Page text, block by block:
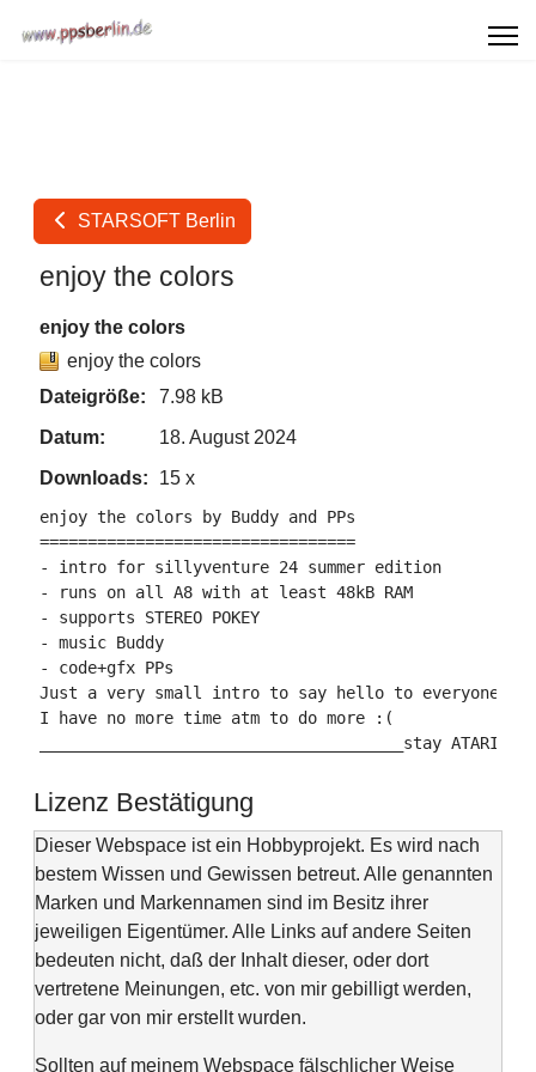
STARSOFT Berlin
enjoy the colors
enjoy the colors
enjoy the colors
Dateigröße:
7.98 kB
Datum:
18. August 2024
Downloads:
15 x
enjoy the colors by Buddy and PPs
=================================
- intro for sillyventure 24 summer edition
- runs on all A8 with at least 48kB RAM
- supports STEREO POKEY
- music Buddy
- code+gfx PPs
Just a very small intro to say hello to everyone.
I have no more time atm to do more :(
______________________________________stay ATARI!
Lizenz Bestätigung
Dieser Webspace ist ein Hobbyprojekt. Es wird nach
bestem Wissen und Gewissen betreut. Alle genannten
Marken und Markennamen sind im Besitz ihrer
jeweiligen Eigentümer. Alle Links auf andere Seiten
bedeuten nicht, daß der Inhalt dieser, oder dort
vertretene Meinungen, etc. von mir gebilligt werden,
oder gar von mir erstellt wurden.
Sollten auf meinem Webspace fälschlicher Weise